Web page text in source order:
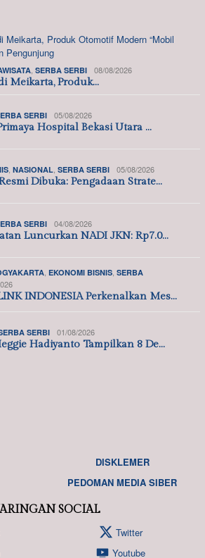
SERBA SERBI 08/08/2026
Meikarta, Produk…
SERBI 05/08/2026
Hospital Bekasi Utara …
NASIONAL SERBA SERBI 05/08/2026
Dibuka: Pengadaan Strate…
SERBI 04/08/2026
Luncurkan NADI JKN: Rp7.0…
EKONOMI BISNIS SERBA
INDONESIA Perkenalkan Mes…
SERBI 01/08/2026
Hadiyanto Tampilkan 8 De…
DISKLEMER
PEDOMAN MEDIA SIBER
SOCIAL
Twitter
Youtube